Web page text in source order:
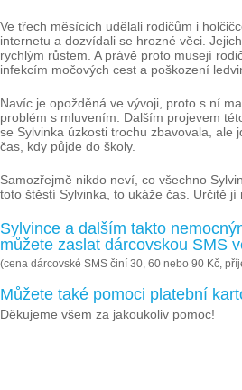
Ve třech měsících udělali rodičům i
internetu a dozvídali se hrozné věci.
rychlým růstem. A právě proto musejí
infekcím močových cest a poškození
Navíc je opožděná ve vývoji, proto s ní
problém s mluvením. Dalším projevem
se Sylvinka úzkosti trochu zbavovala,
čas, kdy půjde do školy.
Samozřejmě nikdo neví, co všechno
toto štěstí Sylvinka, to ukáže čas. Určitě
Sylvince a dalším takto
můžete zaslat dárcovskou SMS
(cena dárcovské SMS činí 30, 60 nebo 90 Kč,
Můžete také pomoci platební
Děkujeme všem za jakoukoliv pomoc!